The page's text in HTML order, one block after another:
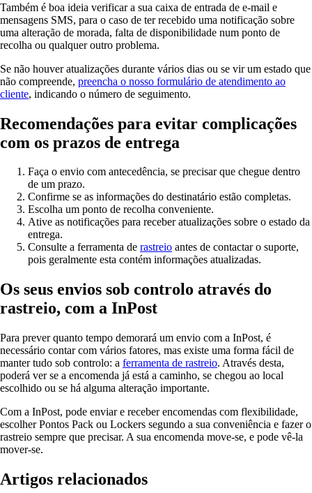
Também é boa ideia verificar a sua caixa de entrada de e-mail e
mensagens SMS, para o caso de ter recebido uma notificação sobre
uma alteração de morada, falta de disponibilidade num ponto de
recolha ou qualquer outro problema.
Se não houver atualizações durante vários dias ou se vir um estado que
não compreende, preencha o nosso formulário de atendimento ao
cliente, indicando o número de seguimento.
Recomendações para evitar complicações
com os prazos de entrega
Faça o envio com antecedência, se precisar que chegue dentro
de um prazo.
Confirme se as informações do destinatário estão completas.
Escolha um ponto de recolha conveniente.
Ative as notificações para receber atualizações sobre o estado da
entrega.
Consulte a ferramenta de rastreio antes de contactar o suporte,
pois geralmente esta contém informações atualizadas.
Os seus envios sob controlo através do
rastreio, com a InPost
Para prever quanto tempo demorará um envio com a InPost, é
necessário contar com vários fatores, mas existe uma forma fácil de
manter tudo sob controlo: a ferramenta de rastreio. Através desta,
poderá ver se a encomenda já está a caminho, se chegou ao local
escolhido ou se há alguma alteração importante.
Com a InPost, pode enviar e receber encomendas com flexibilidade,
escolher Pontos Pack ou Lockers segundo a sua conveniência e fazer o
rastreio sempre que precisar. A sua encomenda move-se, e pode vê-la
mover-se.
Artigos relacionados